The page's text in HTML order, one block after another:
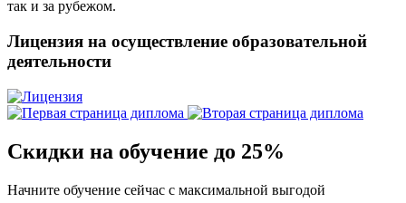
так и за рубежом.
Лицензия на осуществление образовательной
деятельности
Скидки на обучение до 25%
Начните обучение сейчас с максимальной выгодой